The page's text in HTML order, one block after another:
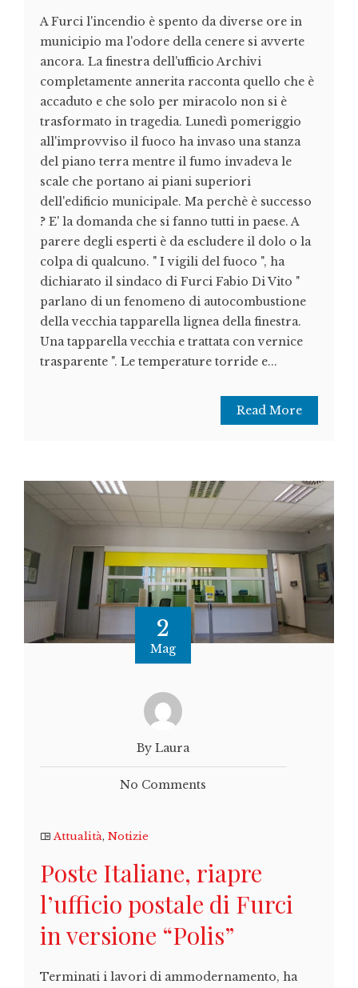
A Furci l'incendio è spento da diverse ore in
municipio ma l'odore della cenere si avverte
ancora. La finestra dell'ufficio Archivi
completamente annerita racconta quello che è
accaduto e che solo per miracolo non si è
trasformato in tragedia. Lunedì pomeriggio
all'improvviso il fuoco ha invaso una stanza
del piano terra mentre il fumo invadeva le
scale che portano ai piani superiori
dell'edificio municipale. Ma perchè è successo
? E' la domanda che si fanno tutti in paese. A
parere degli esperti è da escludere il dolo o la
colpa di qualcuno. " I vigili del fuoco ", ha
dichiarato il sindaco di Furci Fabio Di Vito "
parlano di un fenomeno di autocombustione
della vecchia tapparella lignea della finestra.
Una tapparella vecchia e trattata con vernice
trasparente ". Le temperature torride e...
Read More
2
Mag
By Laura
No Comments
Attualità, Notizie
Poste Italiane, riapre
l’ufficio postale di Furci
in versione “Polis”
Terminati i lavori di ammodernamento, ha